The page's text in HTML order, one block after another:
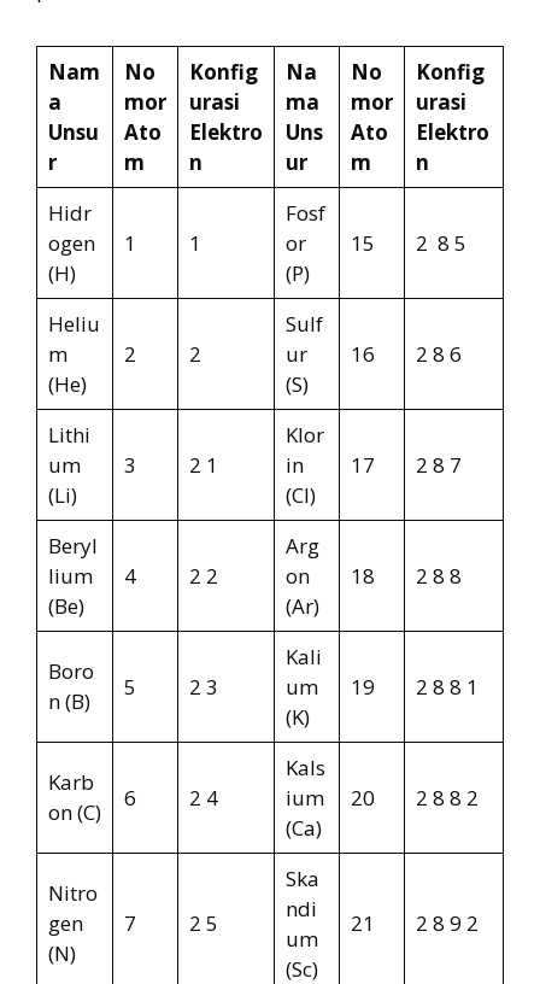
Nam
a
Unsu
r
No
mor
Ato
m
Konfig
urasi
Elektro
n
Na
ma
Uns
ur
No
mor
Ato
m
Konfig
urasi
Elektro
n
Hidr
ogen
(H)
1 1
Fosf
or
(P)
15 2 8 5
Heliu
m
(He)
2 2
Sulf
ur
(S)
16 2 8 6
Lithi
um
(Li)
3 2 1
Klor
in
(Cl)
17 2 8 7
Beryl
lium
(Be)
4 2 2
Arg
on
(Ar)
18 2 8 8
Boro
n (B)
5 2 3
Kali
um
(K)
19 2 8 8 1
Karb
on (C)
6 2 4
Kals
ium
(Ca)
20 2 8 8 2
Nitro
gen
(N)
7 2 5
Ska
ndi
um
(Sc)
21 2 8 9 2